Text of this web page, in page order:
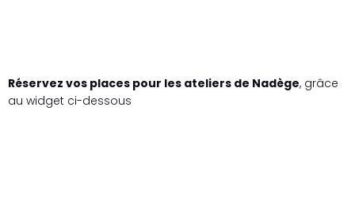
Réservez vos places pour les ateliers de Nadège, grâce
au widget ci-dessous